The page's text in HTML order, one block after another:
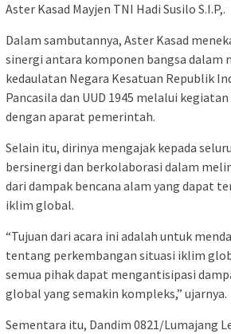
Aster Kasad Mayjen TNI Hadi Susilo S.I.P,.
Dalam sambutannya, Aster Kasad
sinergi antara komponen bangsa dalam
kedaulatan Negara Kesatuan Republik
Pancasila dan UUD 1945 melalui
dengan aparat pemerintah.
Selain itu, dirinya mengajak kepada
bersinergi dan berkolaborasi dalam
dari dampak bencana alam yang dapat
iklim global.
“Tujuan dari acara ini adalah untuk
tentang perkembangan situasi iklim
semua pihak dapat mengantisipasi
global yang semakin kompleks,” ujarnya.
Sementara itu, Dandim 0821/Lumajang